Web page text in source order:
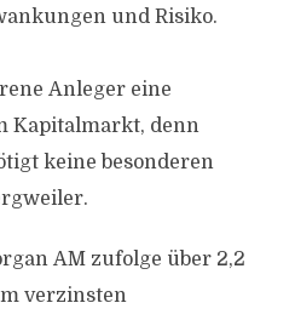
und Risiko.
Anleger eine
Kapitalmarkt, denn
keine besonderen
AM zufolge über 2,2
verzinsten